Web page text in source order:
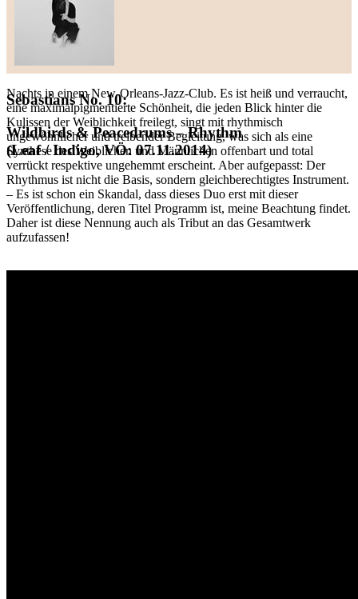
Sebastians No. 10:
Wildbirds & Peacedrums – Rhythm
(Leaf / Indigo, VÖ: 07.11.2014)
Nachts in einem New-Orleans-Jazz-Club. Es ist heiß und verraucht,
eine maximalpigmentierte Schönheit, die jeden Blick hinter die
Kulissen der Weiblichkeit freilegt, singt mit rhythmisch
ungewöhnlicher und treibender Begleitung, was sich als eine
Synthese des Weiblichen und Männlichen offenbart und total
verrückt respektive ungehemmt erscheint. Aber aufgepasst: Der
Rhythmus ist nicht die Basis, sondern gleichberechtigtes Instrument.
– Es ist schon ein Skandal, dass dieses Duo erst mit dieser
Veröffentlichung, deren Titel Programm ist, meine Beachtung findet.
Daher ist diese Nennung auch als Tribut an das Gesamtwerk
aufzufassen!